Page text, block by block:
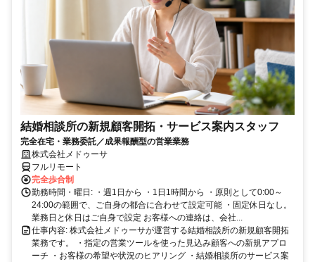
結婚相談所の新規顧客開拓・サービス案内スタッフ
完全在宅・業務委託／成果報酬型の営業業務
株式会社メドゥーサ
フルリモート
完全歩合制
勤務時間・曜日: ・週1日から ・1日1時間から ・原則として0:00～
24:00の範囲で、ご自身の都合に合わせて設定可能 ・固定休日なし。
業務日と休日はご自身で設定 お客様への連絡は、会社...
仕事内容: 株式会社メドゥーサが運営する結婚相談所の新規顧客開拓
業務です。 ・指定の営業ツールを使った見込み顧客への新規アプロ
ーチ ・お客様の希望や状況のヒアリング ・結婚相談所のサービス案